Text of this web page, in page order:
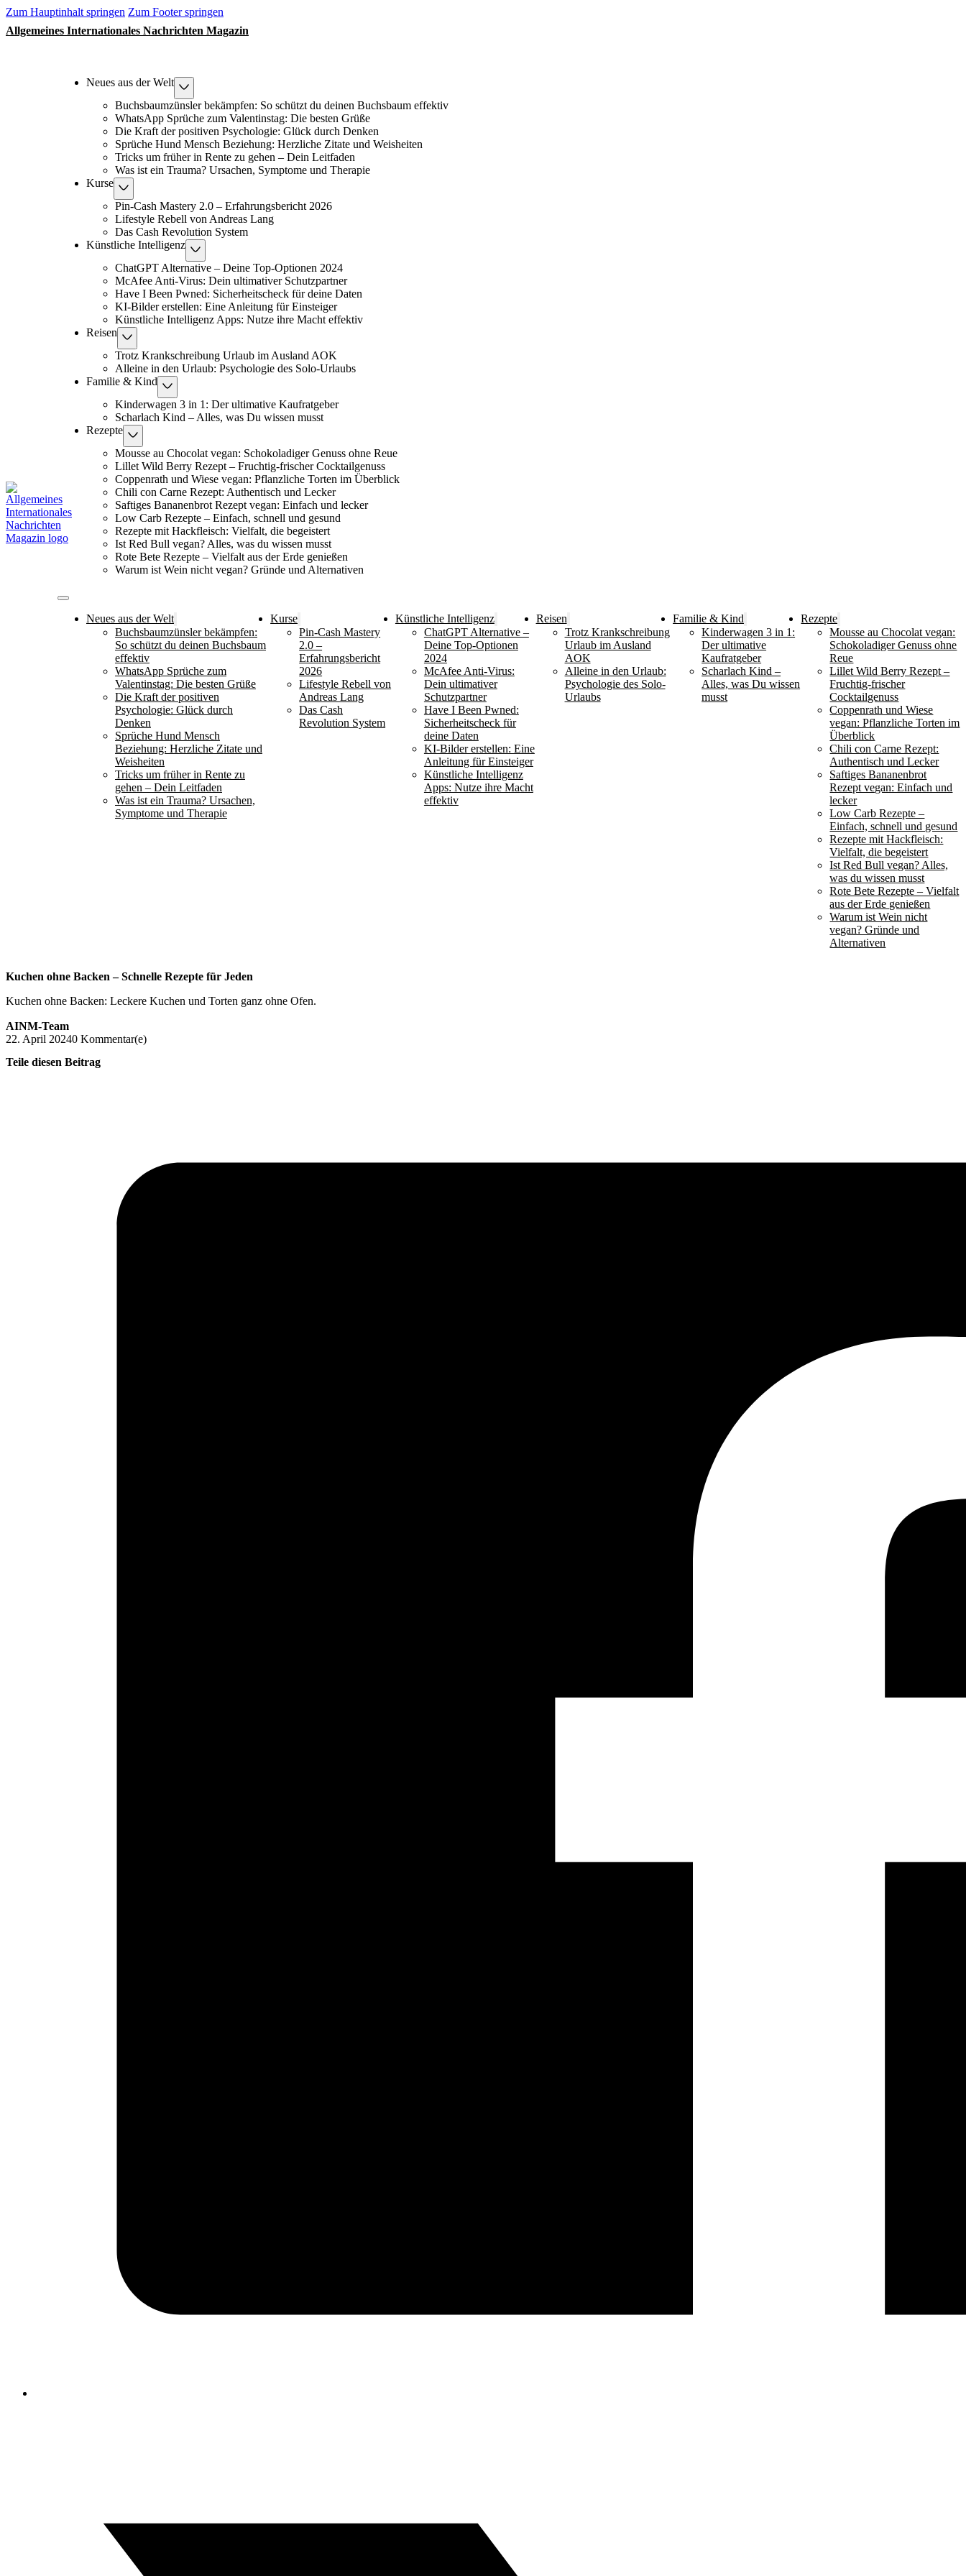
Zum Hauptinhalt springen Zum Footer springen
Allgemeines Internationales Nachrichten Magazin
Neues aus der Welt
Buchsbaumzünsler bekämpfen: So schützt du deinen Buchsbaum effektiv
WhatsApp Sprüche zum Valentinstag: Die besten Grüße
Die Kraft der positiven Psychologie: Glück durch Denken
Sprüche Hund Mensch Beziehung: Herzliche Zitate und Weisheiten
Tricks um früher in Rente zu gehen – Dein Leitfaden
Was ist ein Trauma? Ursachen, Symptome und Therapie
Kurse
Pin-Cash Mastery 2.0 – Erfahrungsbericht 2026
Lifestyle Rebell von Andreas Lang
Das Cash Revolution System
Künstliche Intelligenz
ChatGPT Alternative – Deine Top-Optionen 2024
McAfee Anti-Virus: Dein ultimativer Schutzpartner
Have I Been Pwned: Sicherheitscheck für deine Daten
KI-Bilder erstellen: Eine Anleitung für Einsteiger
Künstliche Intelligenz Apps: Nutze ihre Macht effektiv
Reisen
Trotz Krankschreibung Urlaub im Ausland AOK
Alleine in den Urlaub: Psychologie des Solo-Urlaubs
Familie & Kind
Kinderwagen 3 in 1: Der ultimative Kaufratgeber
Scharlach Kind – Alles, was Du wissen musst
Rezepte
Mousse au Chocolat vegan: Schokoladiger Genuss ohne Reue
Lillet Wild Berry Rezept – Fruchtig-frischer Cocktailgenuss
Coppenrath und Wiese vegan: Pflanzliche Torten im Überblick
Chili con Carne Rezept: Authentisch und Lecker
Saftiges Bananenbrot Rezept vegan: Einfach und lecker
Low Carb Rezepte – Einfach, schnell und gesund
Rezepte mit Hackfleisch: Vielfalt, die begeistert
Ist Red Bull vegan? Alles, was du wissen musst
Rote Bete Rezepte – Vielfalt aus der Erde genießen
Warum ist Wein nicht vegan? Gründe und Alternativen
Neues aus der Welt
Buchsbaumzünsler bekämpfen:
So schützt du deinen Buchsbaum
effektiv
WhatsApp Sprüche zum
Valentinstag: Die besten Grüße
Die Kraft der positiven
Psychologie: Glück durch
Denken
Sprüche Hund Mensch
Beziehung: Herzliche Zitate und
Weisheiten
Tricks um früher in Rente zu
gehen – Dein Leitfaden
Was ist ein Trauma? Ursachen,
Symptome und Therapie
Kurse
Pin-Cash Mastery
2.0 –
Erfahrungsbericht
2026
Lifestyle Rebell von
Andreas Lang
Das Cash
Revolution System
Künstliche Intelligenz
ChatGPT Alternative –
Deine Top-Optionen
2024
McAfee Anti-Virus:
Dein ultimativer
Schutzpartner
Have I Been Pwned:
Sicherheitscheck für
deine Daten
KI-Bilder erstellen: Eine
Anleitung für Einsteiger
Künstliche Intelligenz
Apps: Nutze ihre Macht
effektiv
Reisen
Trotz Krankschreibung
Urlaub im Ausland
AOK
Alleine in den Urlaub:
Psychologie des Solo-
Urlaubs
Familie & Kind
Kinderwagen 3 in 1:
Der ultimative
Kaufratgeber
Scharlach Kind –
Alles, was Du wissen
musst
Rezepte
Mousse au Chocolat vegan:
Schokoladiger Genuss ohne
Reue
Lillet Wild Berry Rezept –
Fruchtig-frischer
Cocktailgenuss
Coppenrath und Wiese
vegan: Pflanzliche Torten im
Überblick
Chili con Carne Rezept:
Authentisch und Lecker
Saftiges Bananenbrot
Rezept vegan: Einfach und
lecker
Low Carb Rezepte –
Einfach, schnell und gesund
Rezepte mit Hackfleisch:
Vielfalt, die begeistert
Ist Red Bull vegan? Alles,
was du wissen musst
Rote Bete Rezepte – Vielfalt
aus der Erde genießen
Warum ist Wein nicht
vegan? Gründe und
Alternativen
Kuchen ohne Backen – Schnelle Rezepte für Jeden
Kuchen ohne Backen: Leckere Kuchen und Torten ganz ohne Ofen.
AINM-Team
22. April 20240 Kommentar(e)
Teile diesen Beitrag